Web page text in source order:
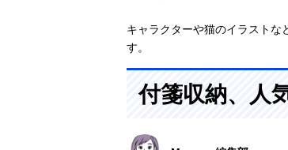
キャラクターや猫のイラストな
す。
付箋収納、人